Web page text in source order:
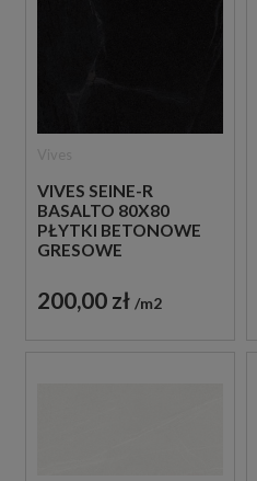
VIVES SEINE-R
BASALTO 80X80
PŁYTKI BETONOWE
GRESOWE
200,00 zł m2